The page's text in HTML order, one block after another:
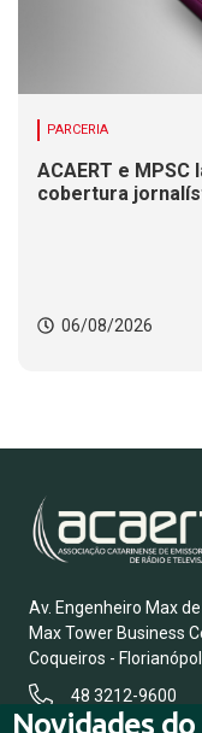
Novidades
PARCERIA
ACAERT e
cobertura
06/08/2026
Av. Engenheiro Max
Max Tower Business
Coqueiros -
48 3212-9600